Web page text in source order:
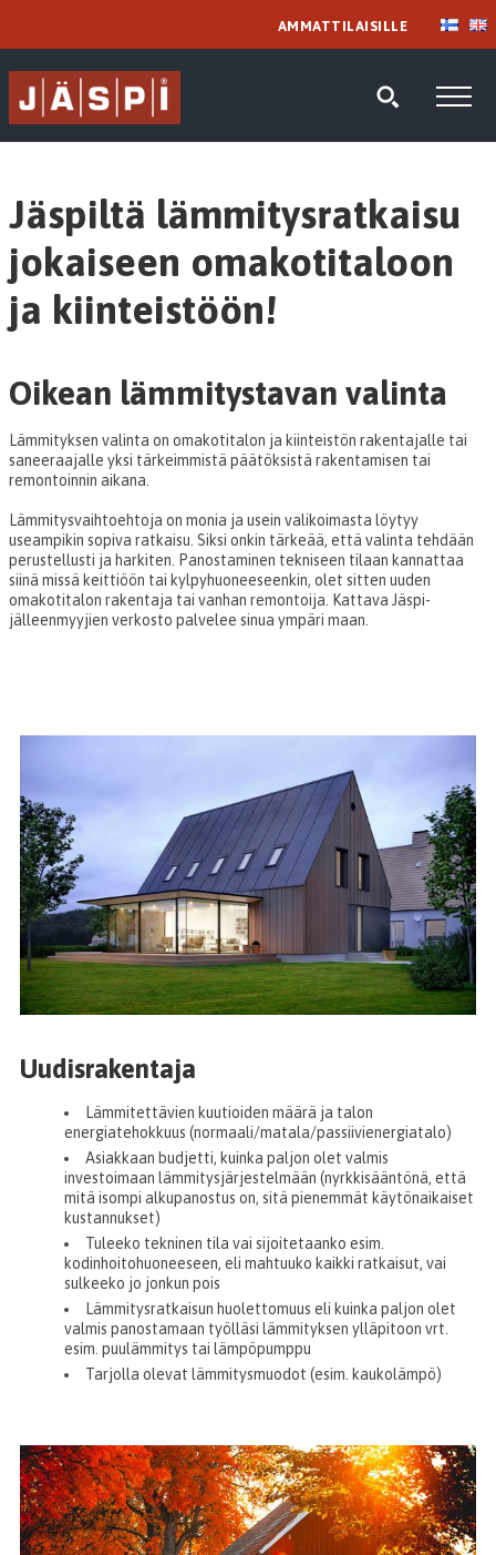
AMMATTILAISILLE
Jäspiltä lämmitysratkaisu
jokaiseen omakotitaloon
ja kiinteistöön!
Oikean lämmitystavan valinta
Lämmityksen valinta on omakotitalon ja kiinteistön rakentajalle tai
saneeraajalle yksi tärkeimmistä päätöksistä rakentamisen tai
remontoinnin aikana.
Lämmitysvaihtoehtoja on monia ja usein valikoimasta löytyy
useampikin sopiva ratkaisu. Siksi onkin tärkeää, että valinta tehdään
perustellusti ja harkiten. Panostaminen tekniseen tilaan kannattaa
siinä missä keittiöön tai kylpyhuoneeseenkin, olet sitten uuden
omakotitalon rakentaja tai vanhan remontoija. Kattava Jäspi-
jälleenmyyjien verkosto palvelee sinua ympäri maan.
Uudisrakentaja
Lämmitettävien kuutioiden määrä ja talon
energiatehokkuus (normaali/matala/passiivienergiatalo)
Asiakkaan budjetti, kuinka paljon olet valmis
investoimaan lämmitysjärjestelmään (nyrkkisääntönä, että
mitä isompi alkupanostus on, sitä pienemmät käytönaikaiset
kustannukset)
Tuleeko tekninen tila vai sijoitetaanko esim.
kodinhoitohuoneeseen, eli mahtuuko kaikki ratkaisut, vai
sulkeeko jo jonkun pois
Lämmitysratkaisun huolettomuus eli kuinka paljon olet
valmis panostamaan työlläsi lämmityksen ylläpitoon vrt.
esim. puulämmitys tai lämpöpumppu
Tarjolla olevat lämmitysmuodot (esim. kaukolämpö)